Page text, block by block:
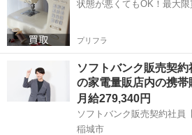
経験でも安心】 ○入社後のス...状態が悪くてもOK！最大限
プリフラ
ソフトバンク販売契約
の家電量販店内の携
月給279,340円
ソフトバンク販売契約社員
稲城市